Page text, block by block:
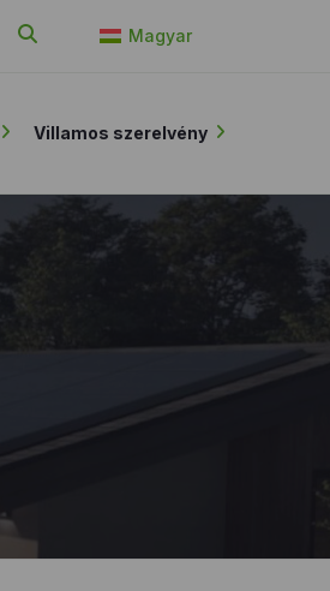
Magyar
Villamos szerelvény